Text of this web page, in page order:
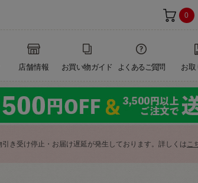
0
店舗情報 お買い物ガイド よくあるご質問 お取
き受け停止・お届け遅延が発生しております。詳しくはこ